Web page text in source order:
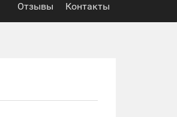
Отзывы Контакты